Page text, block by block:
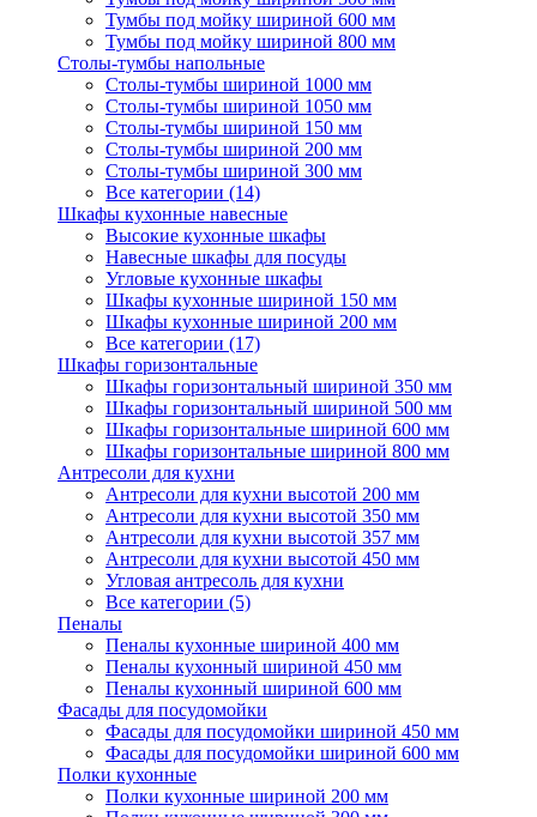
Тумбы под мойку шириной 600 мм
Тумбы под мойку шириной 800 мм
Столы-тумбы напольные
Столы-тумбы шириной 1000 мм
Столы-тумбы шириной 1050 мм
Столы-тумбы шириной 150 мм
Столы-тумбы шириной 200 мм
Столы-тумбы шириной 300 мм
Все категории (14)
Шкафы кухонные навесные
Высокие кухонные шкафы
Навесные шкафы для посуды
Угловые кухонные шкафы
Шкафы кухонные шириной 150 мм
Шкафы кухонные шириной 200 мм
Все категории (17)
Шкафы горизонтальные
Шкафы горизонтальный шириной 350 мм
Шкафы горизонтальный шириной 500 мм
Шкафы горизонтальные шириной 600 мм
Шкафы горизонтальные шириной 800 мм
Антресоли для кухни
Антресоли для кухни высотой 200 мм
Антресоли для кухни высотой 350 мм
Антресоли для кухни высотой 357 мм
Антресоли для кухни высотой 450 мм
Угловая антресоль для кухни
Все категории (5)
Пеналы
Пеналы кухонные шириной 400 мм
Пеналы кухонный шириной 450 мм
Пеналы кухонный шириной 600 мм
Фасады для посудомойки
Фасады для посудомойки шириной 450 мм
Фасады для посудомойки шириной 600 мм
Полки кухонные
Полки кухонные шириной 200 мм